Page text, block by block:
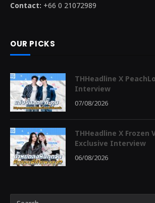
Contact: +66 0 21072989
OUR PICKS
THHeadline X
Interview
07/08/2026
THHeadline X Frozen
Exclusive Interview
06/08/2026